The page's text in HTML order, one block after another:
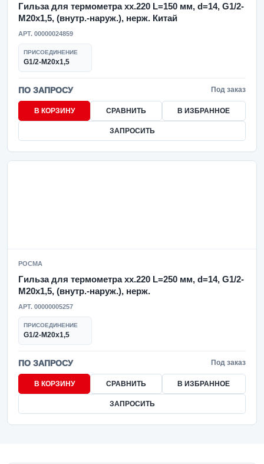
Гильза для термометра xx.220 L=150 мм, d=14, G1/2-
M20x1,5, (внутр.-наруж.), нерж. Китай
АРТ. 00000024859
ПРИСОЕДИНЕНИЕ
G1/2-M20x1,5
ПО ЗАПРОСУ Под заказ
В КОРЗИНУ СРАВНИТЬ В ИЗБРАННОЕ
ЗАПРОСИТЬ
РОСМА
Гильза для термометра xx.220 L=250 мм, d=14, G1/2-
M20x1,5, (внутр.-наруж.), нерж.
АРТ. 00000005257
ПРИСОЕДИНЕНИЕ
G1/2-M20x1,5
ПО ЗАПРОСУ Под заказ
В КОРЗИНУ СРАВНИТЬ В ИЗБРАННОЕ
ЗАПРОСИТЬ